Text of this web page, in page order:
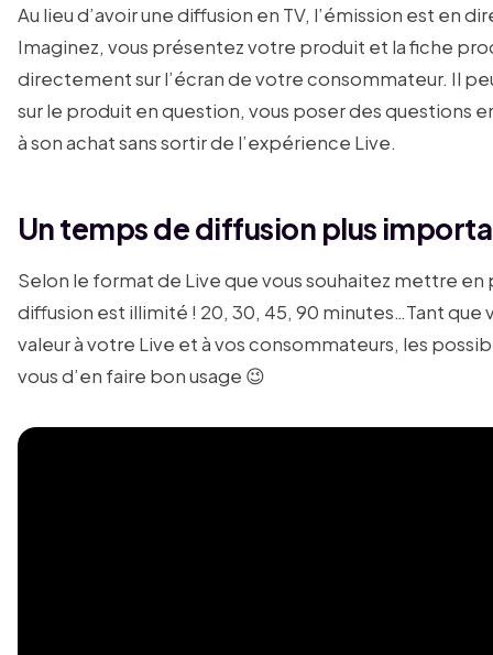
Au lieu d’avoir une diffusion en TV, l’émission est en
Imaginez, vous présentez votre produit et la fiche
directement sur l’écran de votre consommateur. Il
sur le produit en question, vous poser des questions
à son achat sans sortir de l’expérience Live.
Un temps de diffusion plus
Selon le format de Live que vous souhaitez mettre
diffusion est illimité ! 20, 30, 45, 90 minutes…Tant que
valeur à votre Live et à vos consommateurs, les
vous d’en faire bon usage 😉